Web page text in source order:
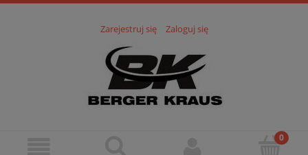
Zarejestruj się Zaloguj się